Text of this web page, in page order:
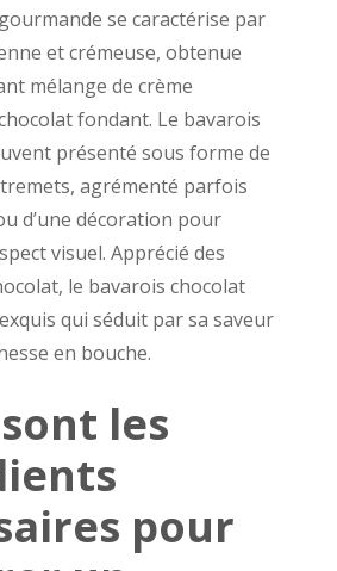
se caractérise par
et crémeuse, obtenue
mélange de crème
fondant. Le bavarois
présenté sous forme de
agrémenté parfois
d’une décoration pour
visuel. Apprécié des
le bavarois chocolat
qui séduit par sa saveur
en bouche.
les
pour